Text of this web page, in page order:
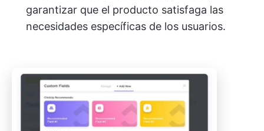
garantizar que el producto satisfaga las
necesidades específicas de los usuarios.